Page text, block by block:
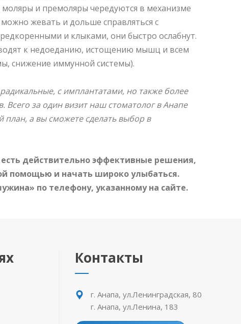
моляры и премоляры чередуются в механизме
жевать и дольше справляться с
и клыками, они быстро ослабнут.
к недоеданию, истощению мышц и всем
снижение иммунной системы).
с имплантатами, но также более
за один визит наш стоматолог в Анапе
а вы сможете сделать выбор в
есть действительно эффективные решения,
помощью и начать широко улыбаться.
по телефону, указанному на сайте.
Контакты
г. Анапа, ул.Ленинградская, 80
г. Анапа, ул.Ленина, 183